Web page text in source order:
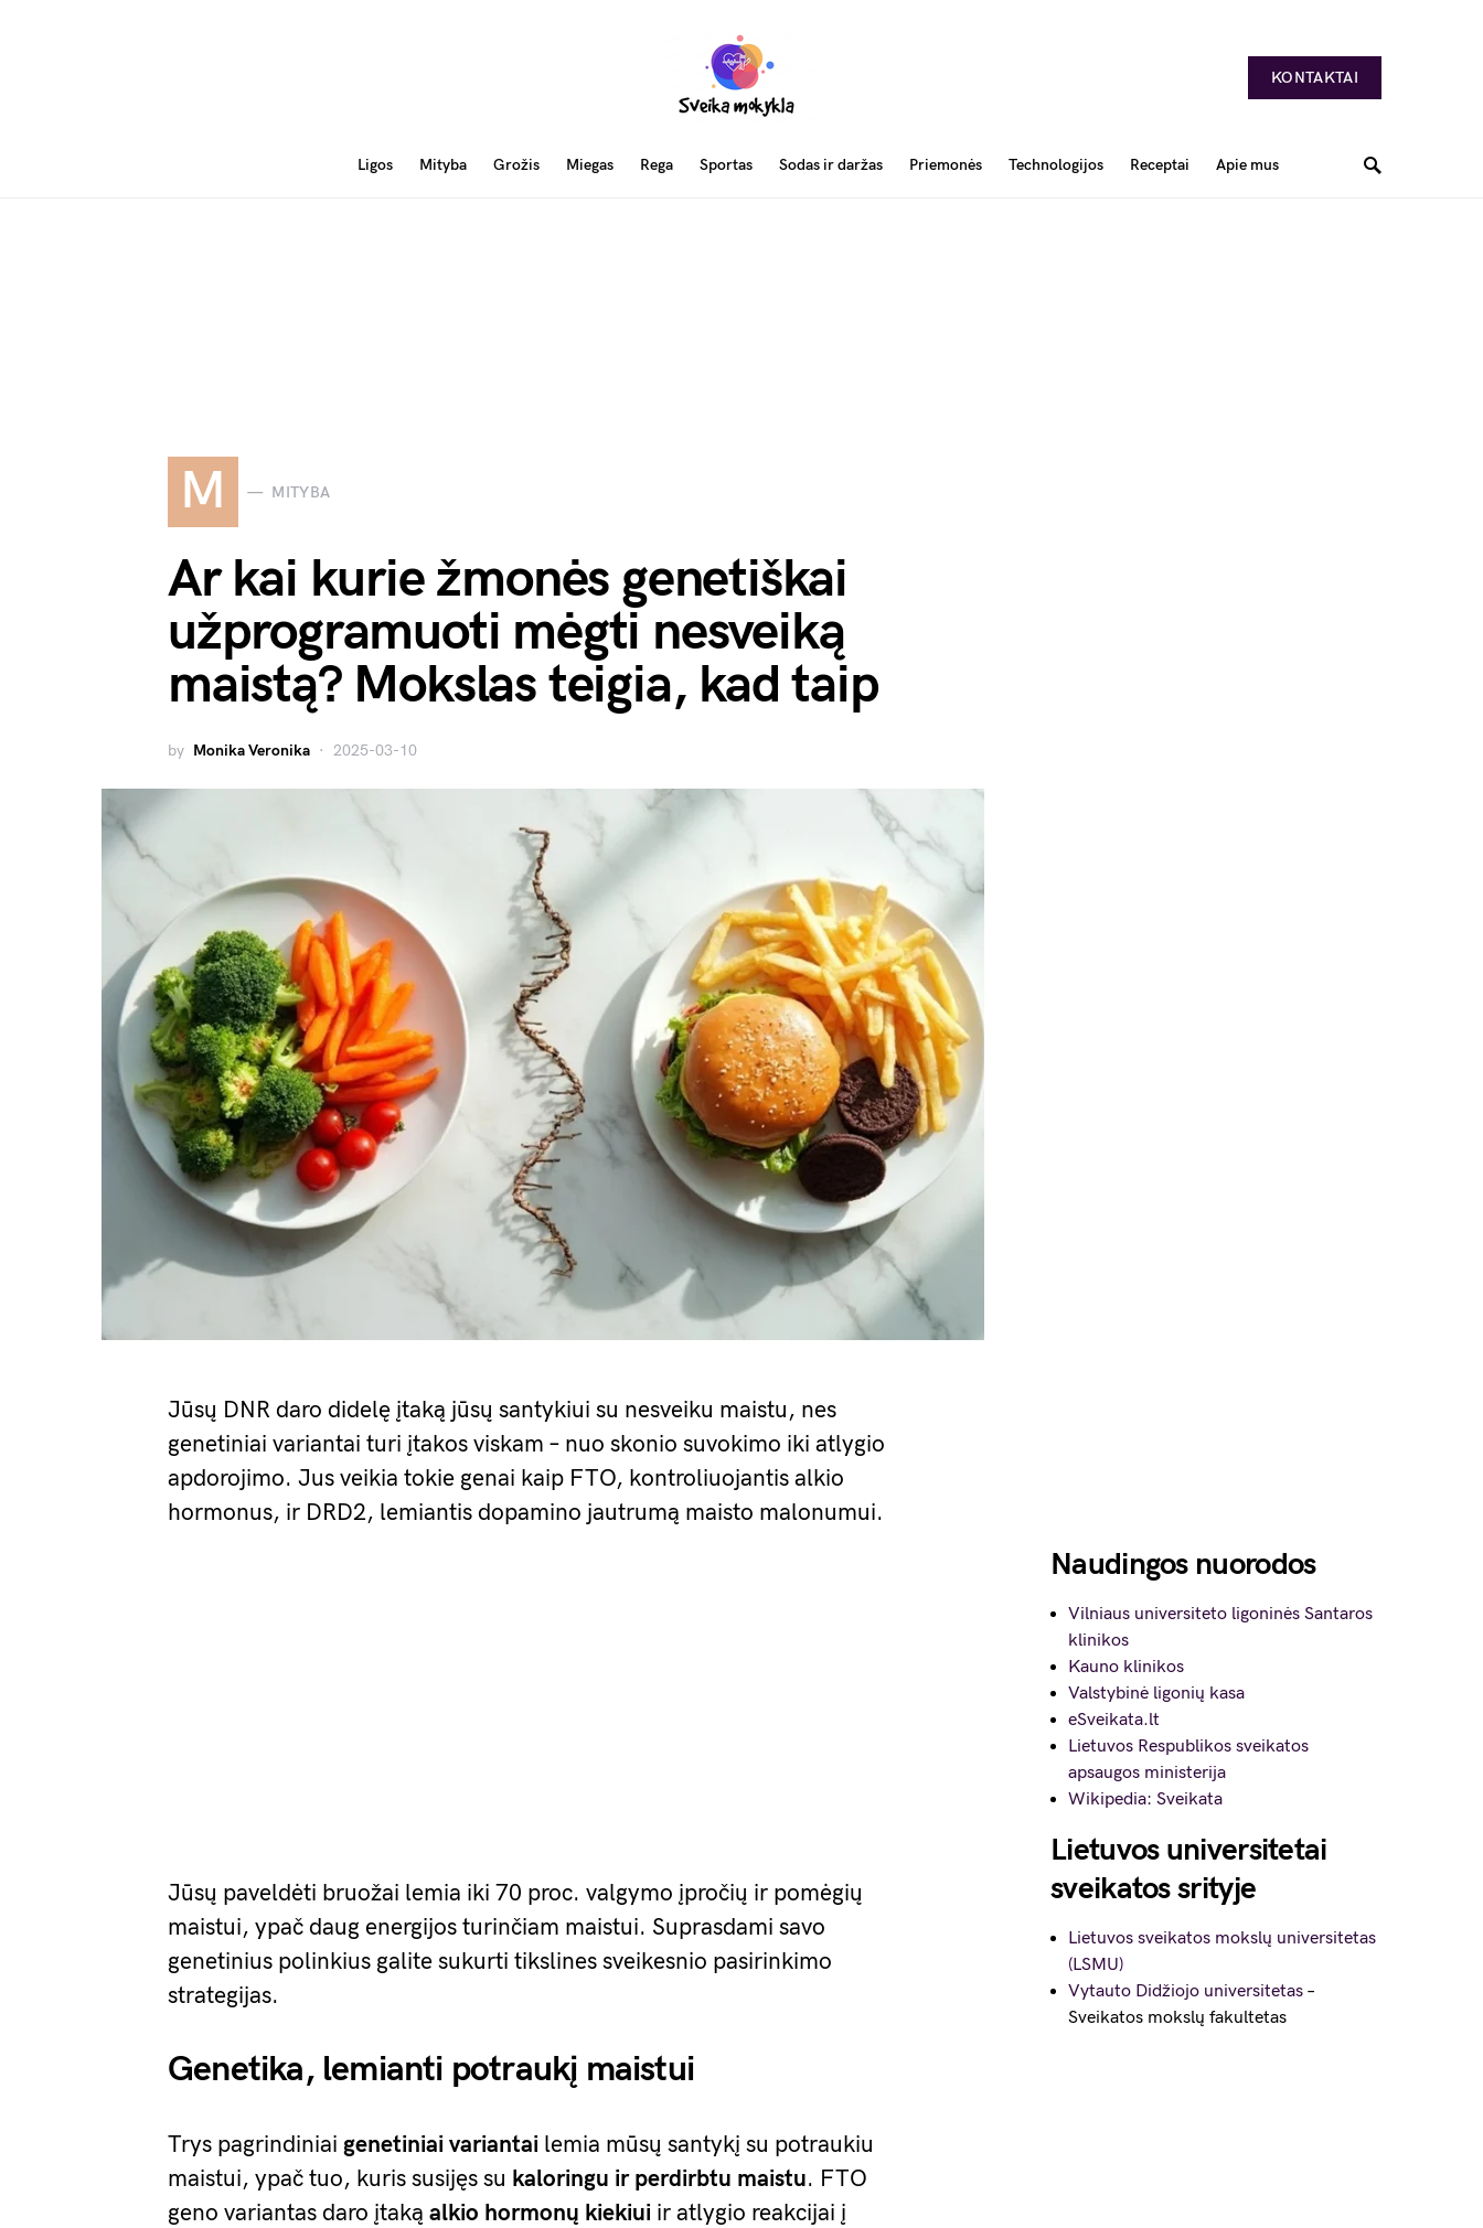
KONTAKTAI
Ligos Mityba Grožis Miegas Rega Sportas Sodas ir daržas Priemonės Technologijos Receptai Apie mus
M MITYBA
Ar kai kurie žmonės genetiškai
užprogramuoti mėgti nesveiką
maistą? Mokslas teigia, kad taip
by Monika Veronika 2025-03-10
Jūsų DNR daro didelę įtaką jūsų santykiui su nesveiku maistu, nes
genetiniai variantai turi įtakos viskam – nuo skonio suvokimo iki atlygio
apdorojimo. Jus veikia tokie genai kaip FTO, kontroliuojantis alkio
hormonus, ir DRD2, lemiantis dopamino jautrumą maisto malonumui.
Jūsų paveldėti bruožai lemia iki 70 proc. valgymo įpročių ir pomėgių
maistui, ypač daug energijos turinčiam maistui. Suprasdami savo
genetinius polinkius galite sukurti tikslines sveikesnio pasirinkimo
strategijas.
Genetika, lemianti potraukį maistui
Trys pagrindiniai genetiniai variantai lemia mūsų santykį su potraukiu
maistui, ypač tuo, kuris susijęs su kaloringu ir perdirbtu maistu. FTO
geno variantas daro įtaką alkio hormonų kiekiui ir atlygio reakcijai į
Naudingos nuorodos
Vilniaus universiteto ligoninės Santaros
klinikos
Kauno klinikos
Valstybinė ligonių kasa
eSveikata.lt
Lietuvos Respublikos sveikatos
apsaugos ministerija
Wikipedia: Sveikata
Lietuvos universitetai
sveikatos srityje
Lietuvos sveikatos mokslų universitetas
(LSMU)
Vytauto Didžiojo universitetas –
Sveikatos mokslų fakultetas